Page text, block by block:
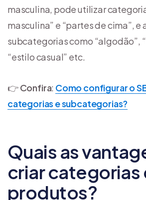
masculina, pode utilizar
masculina” e “partes de cima”,
subcategorias como “algodão”,
“estilo casual” etc.
👉Confira: Como configurar o
categorias e subcategorias?
Quais as
criar categorias
produtos?